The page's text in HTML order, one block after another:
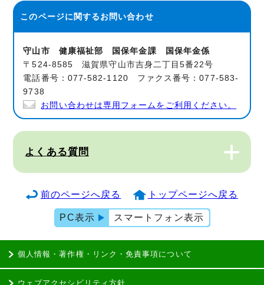
このページに関するお問い合わせ
守山市 健康福祉部 国保年金課 国保年金係
〒524-8585 滋賀県守山市吉身二丁目5番22号
電話番号：077-582-1120 ファクス番号：077-583-
9738
お問い合わせは専用フォームをご利用ください。
よくある質問
前のページへ戻る トップページへ戻る
PC表示 スマートフォン表示
個人情報・著作権・リンク・免責事項について
ウェブアクセシビリティ方針